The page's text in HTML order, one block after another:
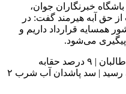
خبرنگاران جوان،
حق آبه هیرمند گفت: در
همسایه قرارداد داریم و
می‌شود.
رد پای ۵ کشور در تنش آبی با طالبان | ۹ درصد حقابه
» و «هریرود» به ایران رسید | سد پاشدان آب شرب ۲